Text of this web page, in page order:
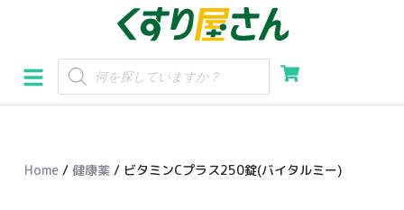
ン
テ
スHome / 健康薬 / ビタミンCプラス250錠(バイタルミー)